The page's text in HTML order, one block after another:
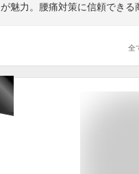
が魅力。腰痛対策に信頼できる
全